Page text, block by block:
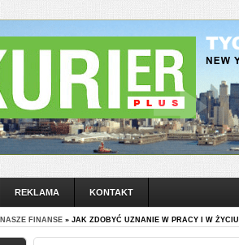
REKLAMA KONTAKT
NASZE FINANSE » JAK ZDOBYĆ UZNANIE W PRACY I W ŻYCIU